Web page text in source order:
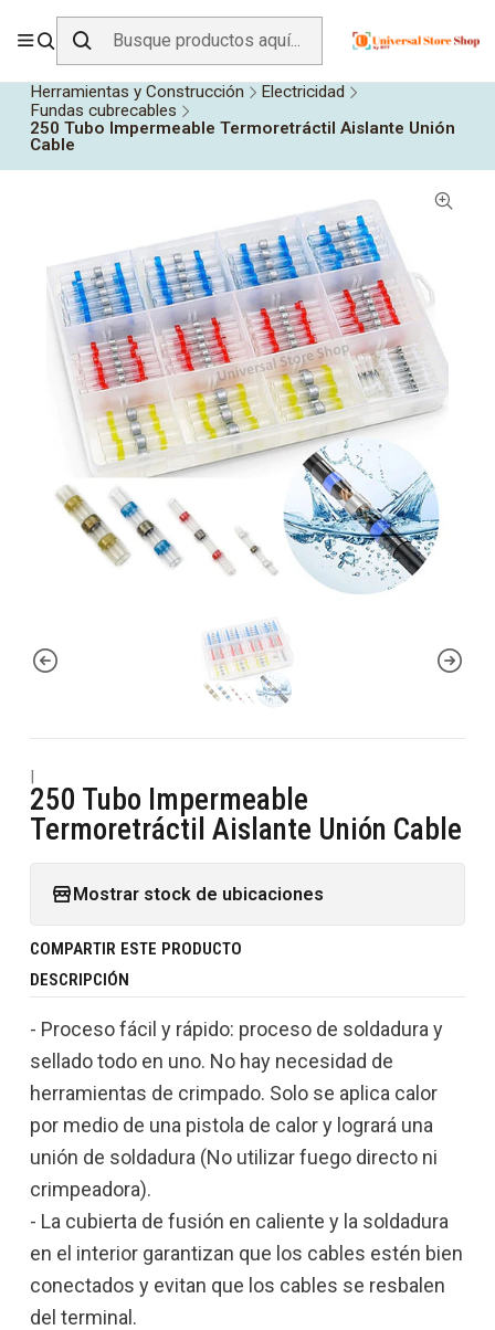
ENVÍO GRATIS SOBRE$19.990EN ZONA CENTRO
Herramientas y Construcción
Electricidad
Fundas cubrecables
250 Tubo Impermeable Termoretráctil Aislante Unión
Cable
|
250 Tubo Impermeable
Termoretráctil Aislante Unión Cable
Mostrar stock de ubicaciones
COMPARTIR ESTE PRODUCTO
DESCRIPCIÓN
- Proceso fácil y rápido: proceso de soldadura y
sellado todo en uno. No hay necesidad de
herramientas de crimpado. Solo se aplica calor
por medio de una pistola de calor y logrará una
unión de soldadura (No utilizar fuego directo ni
crimpeadora).
- La cubierta de fusión en caliente y la soldadura
en el interior garantizan que los cables estén bien
conectados y evitan que los cables se resbalen
del terminal.